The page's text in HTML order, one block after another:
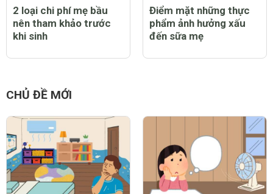
2 loại chi phí mẹ bầu
nên tham khảo trước
khi sinh
đến sữa mẹ
CHỦ ĐỀ MỚI